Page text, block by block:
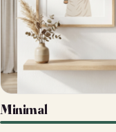
Minimal